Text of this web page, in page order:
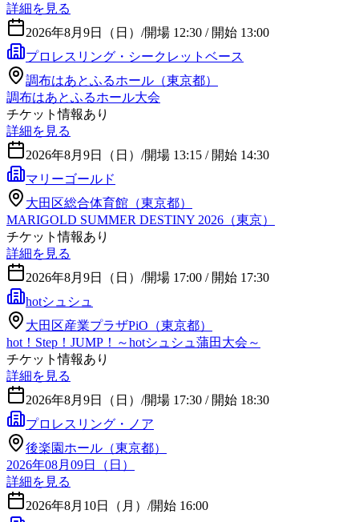
詳細を見る
2026年8月9日（日） /開場 12:30 / 開始 13:00
プロレスリング・シークレットベース
調布はあとふるホール（東京都）
調布はあとふるホール大会
チケット情報あり
詳細を見る
2026年8月9日（日） /開場 13:15 / 開始 14:30
マリーゴールド
大田区総合体育館（東京都）
MARIGOLD SUMMER DESTINY 2026（東京）
チケット情報あり
詳細を見る
2026年8月9日（日） /開場 17:00 / 開始 17:30
hotシュシュ
大田区産業プラザPiO（東京都）
hot！Step！JUMP！～hotシュシュ蒲田大会～
チケット情報あり
詳細を見る
2026年8月9日（日） /開場 17:30 / 開始 18:30
プロレスリング・ノア
後楽園ホール（東京都）
2026年08月09日（日）
詳細を見る
2026年8月10日（月） /開始 16:00